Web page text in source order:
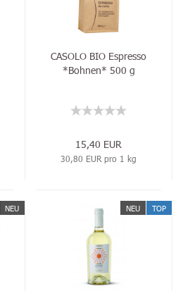
CASOLO BIO Espresso
*Bohnen* 500 g
15,40 EUR
30,80 EUR pro 1 kg
NEU NEU TOP